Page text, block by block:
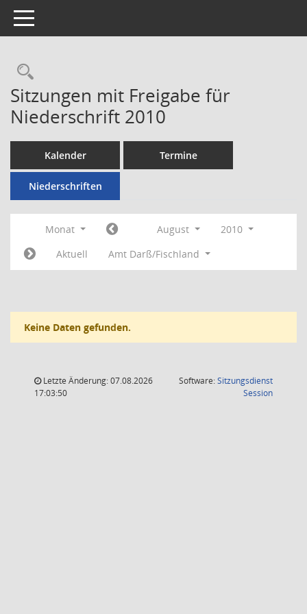
Toggle navigation
Rechercheauswahl
Sitzungen mit Freigabe für
Niederschrift 2010
Kalender Termine
Niederschriften
Monat August
2010
Aktuell
Amt Darß/Fischland
Keine Daten gefunden.
Letzte Änderung: 07.08.2026
17:03:50
Software:Sitzungsdienst
Session(Wird in